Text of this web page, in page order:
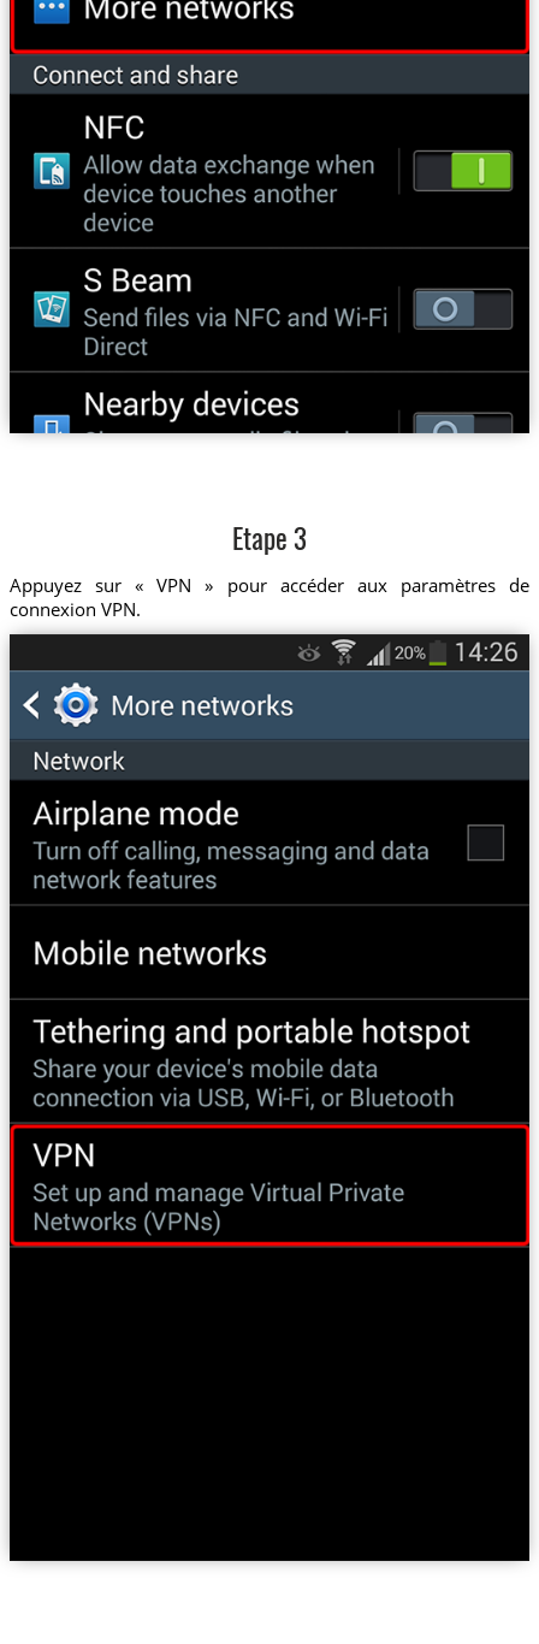
Etape 3
Appuyez sur « VPN » pour accéder aux paramètres de
connexion VPN.